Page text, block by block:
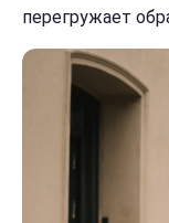
перегружает